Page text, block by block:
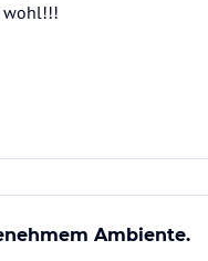
wohl!!!
Ambiente.